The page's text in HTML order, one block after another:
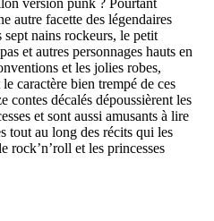
autre facette des légendaires
sept nains rockeurs, le petit
et autres personnages hauts en
et les jolies robes,
caractère bien trempé de ces
contes décalés dépoussièrent les
et sont aussi amusants à lire
tout au long des récits qui les
rock’n’roll et les princesses